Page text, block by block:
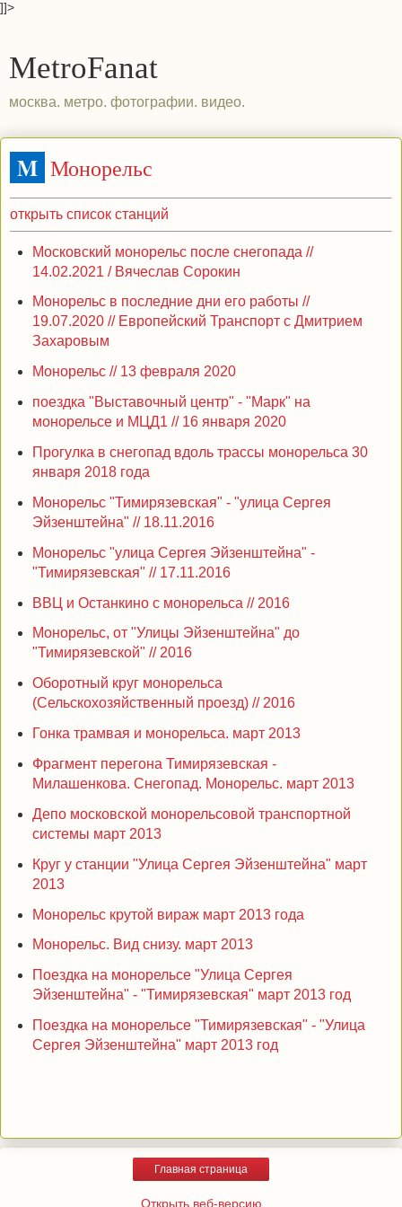
]]>
MetroFanat
москва. метро. фотографии. видео.
M Монорельс
открыть список станций
Московский монорельс после снегопада //
14.02.2021 / Вячеслав Сорокин
Монорельс в последние дни его работы //
19.07.2020 // Европейский Транспорт с Дмитрием
Захаровым
Монорельс // 13 февраля 2020
поездка "Выставочный центр" - "Марк" на
монорельсе и МЦД1 // 16 января 2020
Прогулка в снегопад вдоль трассы монорельса 30
января 2018 года
Монорельс "Тимирязевская" - "улица Сергея
Эйзенштейна" // 18.11.2016
Монорельс "улица Сергея Эйзенштейна" -
"Тимирязевская" // 17.11.2016
ВВЦ и Останкино с монорельса // 2016
Монорельс, от "Улицы Эйзенштейна" до
"Тимирязевской" // 2016
Оборотный круг монорельса
(Сельскохозяйственный проезд) // 2016
Гонка трамвая и монорельса. март 2013
Фрагмент перегона Тимирязевская -
Милашенкова. Снегопад. Монорельс. март 2013
Депо московской монорельсовой транспортной
системы март 2013
Круг у станции "Улица Сергея Эйзенштейна" март
2013
Монорельс крутой вираж март 2013 года
Монорельс. Вид снизу. март 2013
Поездка на монорельсе "Улица Сергея
Эйзенштейна" - "Тимирязевская" март 2013 год
Поездка на монорельсе "Тимирязевская" - "Улица
Сергея Эйзенштейна" март 2013 год
Главная страница
Открыть веб-версию